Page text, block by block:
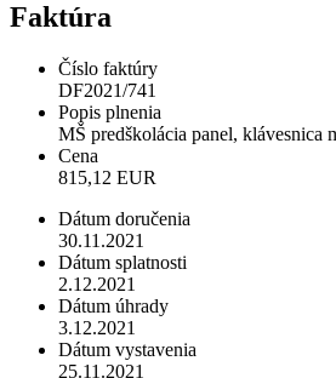
Faktúra
Číslo faktúry
DF2021/741
Popis plnenia
MŠ predškolácia panel, klávesnica
Cena
815,12 EUR
Dátum doručenia
30.11.2021
Dátum splatnosti
2.12.2021
Dátum úhrady
3.12.2021
Dátum vystavenia
25.11.2021